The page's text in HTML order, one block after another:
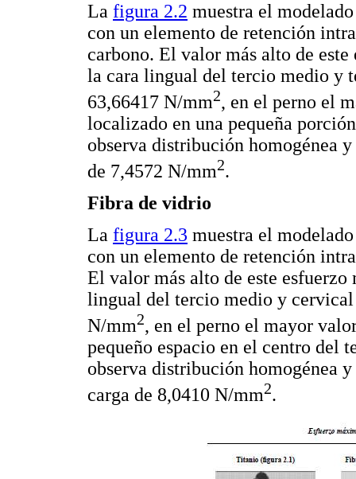
La figura 2.2 muestra el
con un elemento de retención
carbono. El valor más alto de
la cara lingual del tercio medio y
63,66417 N/mm2, en el perno el
localizado en una pequeña
observa distribución homogénea
de 7,4572 N/mm2.
Fibra de vidrio
La figura 2.3 muestra el
con un elemento de retención
El valor más alto de este
lingual del tercio medio y
N/mm2, en el perno el mayor
pequeño espacio en el centro del
observa distribución homogénea
carga de 8,0410 N/mm2.